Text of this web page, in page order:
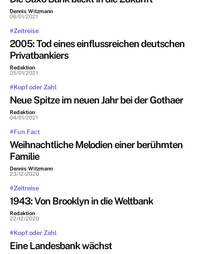
Dennis Witzmann -
06/01/2021
#Zeitreise
2005: Tod eines einflussreichen deutschen
Privatbankiers
Redaktion -
05/01/2021
#Kopf oder Zahl
Neue Spitze im neuen Jahr bei der Gothaer
Redaktion -
04/01/2021
#Fun Fact
Weihnachtliche Melodien einer berühmten
Familie
Dennis Witzmann -
23/12/2020
#Zeitreise
1943: Von Brooklyn in die Weltbank
Redaktion -
22/12/2020
#Kopf oder Zahl
Eine Landesbank wächst